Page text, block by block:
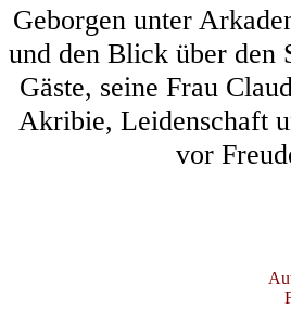
Geborgen unter
und den Blick über den
Gäste, seine Frau
Akribie, Leidenschaft
vor